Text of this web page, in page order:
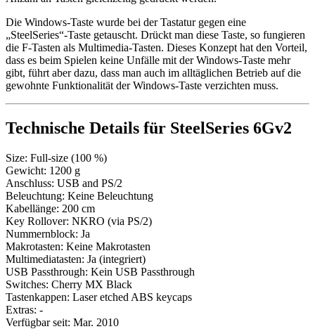
Die Windows-Taste wurde bei der Tastatur gegen eine
„SteelSeries“-Taste getauscht. Drückt man diese Taste, so fungieren
die F-Tasten als Multimedia-Tasten. Dieses Konzept hat den Vorteil,
dass es beim Spielen keine Unfälle mit der Windows-Taste mehr
gibt, führt aber dazu, dass man auch im alltäglichen Betrieb auf die
gewohnte Funktionalität der Windows-Taste verzichten muss.
Technische Details für SteelSeries 6Gv2
Size: Full-size (100 %)
Gewicht: 1200 g
Anschluss: USB and PS/2
Beleuchtung: Keine Beleuchtung
Kabellänge: 200 cm
Key Rollover: NKRO (via PS/2)
Nummernblock: Ja
Makrotasten: Keine Makrotasten
Multimediatasten: Ja (integriert)
USB Passthrough: Kein USB Passthrough
Switches: Cherry MX Black
Tastenkappen: Laser etched ABS keycaps
Extras: -
Verfügbar seit: Mar. 2010